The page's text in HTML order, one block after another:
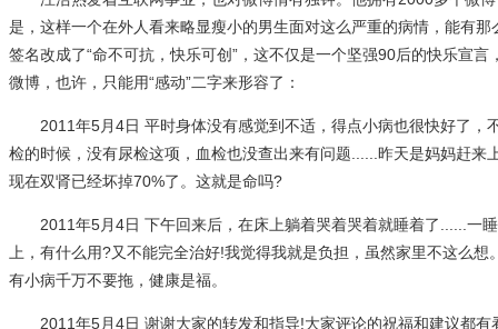
是，这样一个在外人看来略显瘦小的男生面对这么严重的病情，能有
签名改成了“命不可抗，快乐可创”，这不仅是一个坚强90后的快乐宣
微博，也许，只能用“感动”二字来形容了：
2011年5月4日 平时身体没有感觉到不适，得点小病也很快好了，
检的时候，没有尿检这项，血检也没查出来有问题......昨天是妈妈赶
现在双肾已经坏掉70%了。这就是命吗?
2011年5月4日 下午回来后，在床上躺着哭着哭着就睡着了......一
上，有什么用?又不能完全治好!我觉得我就是负担，虽然家里不这么
有小病千万不要拖，健康是福。
2011年5月4日 谢谢大家的转发和指导!大家评论的祝福和建议都有